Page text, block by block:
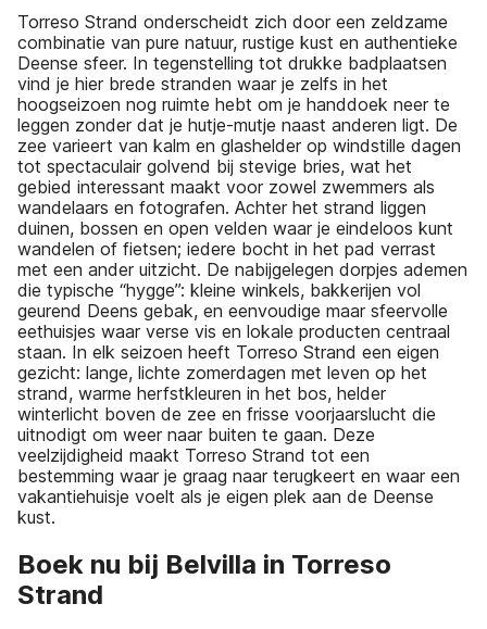
Torreso Strand onderscheidt zich door een zeldzame
combinatie van pure natuur, rustige kust en authentieke
Deense sfeer. In tegenstelling tot drukke badplaatsen
vind je hier brede stranden waar je zelfs in het
hoogseizoen nog ruimte hebt om je handdoek neer te
leggen zonder dat je hutje-mutje naast anderen ligt. De
zee varieert van kalm en glashelder op windstille dagen
tot spectaculair golvend bij stevige bries, wat het
gebied interessant maakt voor zowel zwemmers als
wandelaars en fotografen. Achter het strand liggen
duinen, bossen en open velden waar je eindeloos kunt
wandelen of fietsen; iedere bocht in het pad verrast
met een ander uitzicht. De nabijgelegen dorpjes ademen
die typische “hygge”: kleine winkels, bakkerijen vol
geurend Deens gebak, en eenvoudige maar sfeervolle
eethuisjes waar verse vis en lokale producten centraal
staan. In elk seizoen heeft Torreso Strand een eigen
gezicht: lange, lichte zomerdagen met leven op het
strand, warme herfstkleuren in het bos, helder
winterlicht boven de zee en frisse voorjaarslucht die
uitnodigt om weer naar buiten te gaan. Deze
veelzijdigheid maakt Torreso Strand tot een
bestemming waar je graag naar terugkeert en waar een
vakantiehuisje voelt als je eigen plek aan de Deense
kust.
Boek nu bij Belvilla in Torreso
Strand